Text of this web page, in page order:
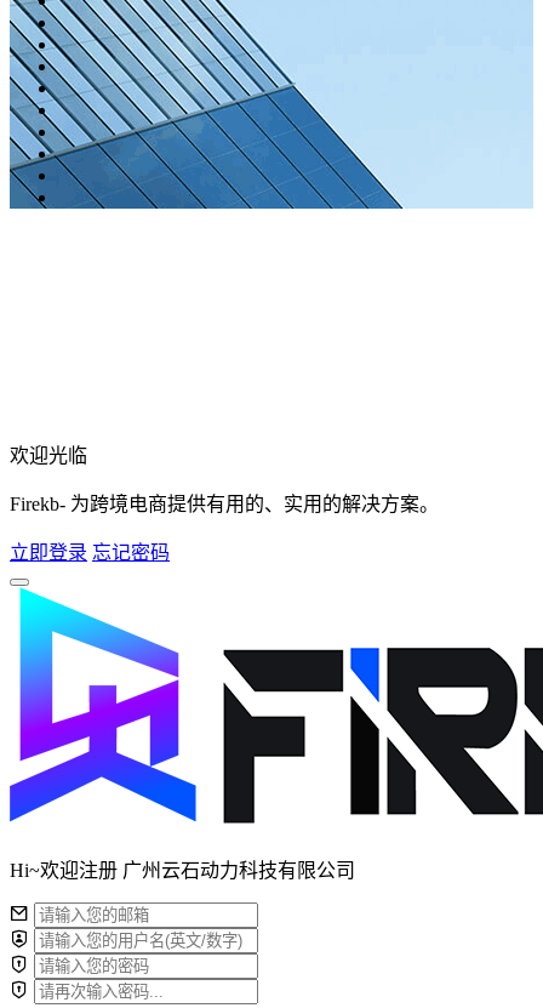
欢迎光临
Firekb- 为跨境电商提供有用的、实用的解决方案。
立即登录 忘记密码
Hi~欢迎注册 广州云石动力科技有限公司